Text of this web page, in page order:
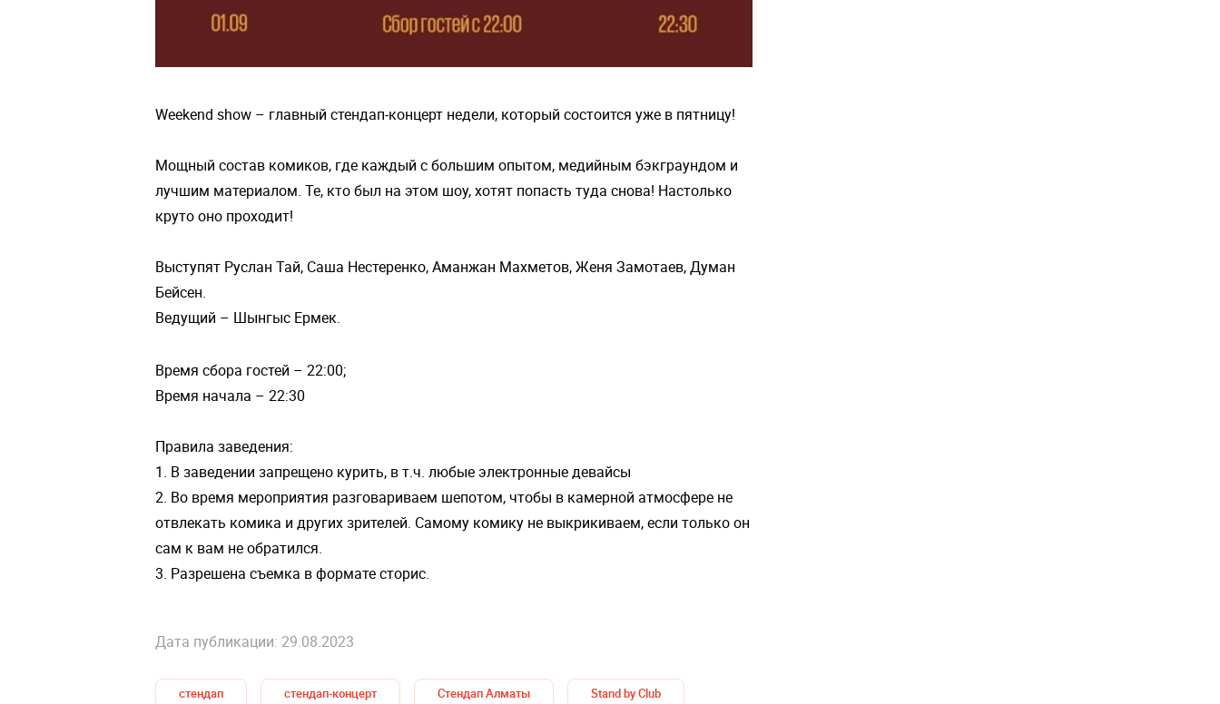
Weekend show – главный стендап-концерт недели, который состоится уже в пятницу!
Мощный состав комиков, где каждый с большим опытом, медийным бэкграундом и
лучшим материалом. Те, кто был на этом шоу, хотят попасть туда снова! Настолько
круто оно проходит!
Выступят Руслан Тай, Саша Нестеренко, Аманжан Махметов, Женя Замотаев, Думан
Бейсен.
Ведущий – Шынгыс Ермек.
Время сбора гостей – 22:00;
Время начала – 22:30
Правила заведения:
1. В заведении запрещено курить, в т.ч. любые электронные девайсы
2. Во время мероприятия разговариваем шепотом, чтобы в камерной атмосфере не
отвлекать комика и других зрителей. Самому комику не выкрикиваем, если только он
сам к вам не обратился.
3. Разрешена съемка в формате сторис.
Дата публикации: 29.08.2023
стендап стендап-концерт Стендап Алматы Stand by Club